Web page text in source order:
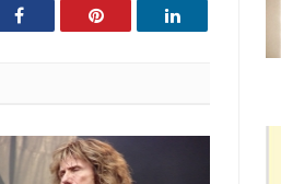
Facebook Pinterest LinkedIn